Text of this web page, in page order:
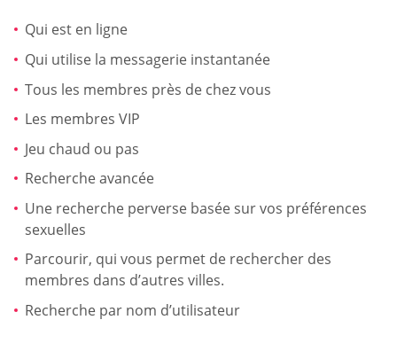
Qui est en ligne
Qui utilise la messagerie instantanée
Tous les membres près de chez vous
Les membres VIP
Jeu chaud ou pas
Recherche avancée
Une recherche perverse basée sur vos préférences
sexuelles
Parcourir, qui vous permet de rechercher des
membres dans d’autres villes.
Recherche par nom d’utilisateur